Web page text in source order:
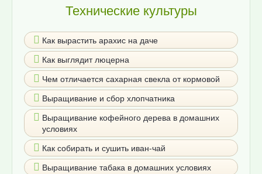
Технические культуры
Как вырастить арахис на даче
Как выглядит люцерна
Чем отличается сахарная свекла от кормовой
Выращивание и сбор хлопчатника
Выращивание кофейного дерева в домашних
условиях
Как собирать и сушить иван-чай
Выращивание табака в домашних условиях